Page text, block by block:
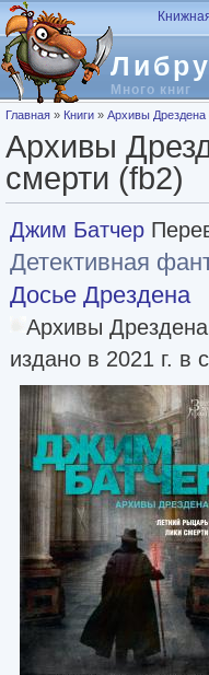
Перейти к основному
Много книг
Вы здесь
Главная » Книги » Архивы Дрездена
Архивы
смерти (fb2)
Джим Батчер
Детективная
Досье Дрездена
Архивы
издано в 2021 г. в